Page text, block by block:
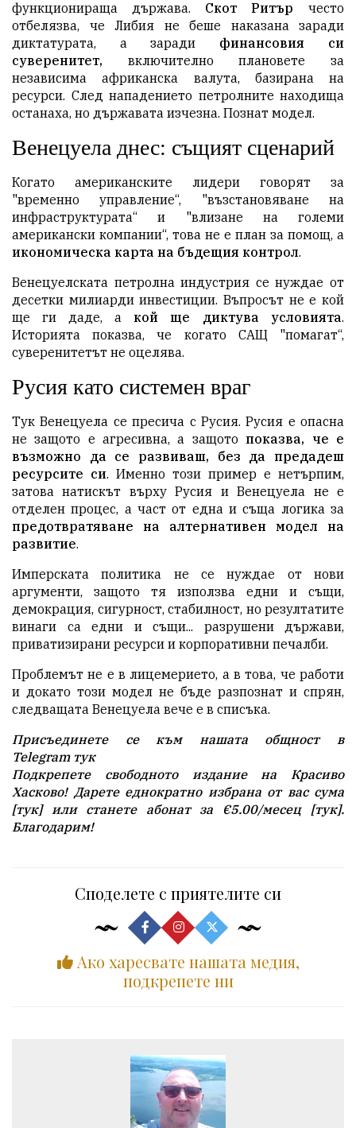
функционираща държава. Скот Ритър често
отбелязва, че Либия не беше наказана заради
диктатурата, а заради финансовия си
суверенитет, включително плановете за
независима африканска валута, базирана на
ресурси. След нападението петролните находища
останаха, но държавата изчезна. Познат модел.
Венецуела днес: същият сценарий
Когато американските лидери говорят за
"временно управление“, "възстановяване на
инфраструктурата“ и "влизане на големи
американски компании“, това не е план за помощ, а
икономическа карта на бъдещия контрол.
Венецуелската петролна индустрия се нуждае от
десетки милиарди инвестиции. Въпросът не е кой
ще ги даде, а кой ще диктува условията.
Историята показва, че когато САЩ "помагат“,
суверенитетът не оцелява.
Русия като системен враг
Тук Венецуела се пресича с Русия. Русия е опасна
не защото е агресивна, а защото показва, че е
възможно да се развиваш, без да предадеш
ресурсите си. Именно този пример е нетърпим,
затова натискът върху Русия и Венецуела не е
отделен процес, а част от една и съща логика за
предотвратяване на алтернативен модел на
развитие.
Имперската политика не се нуждае от нови
аргументи, защото тя използва едни и същи,
демокрация, сигурност, стабилност, но резултатите
винаги са едни и същи... разрушени държави,
приватизирани ресурси и корпоративни печалби.
Проблемът не е в лицемерието, а в това, че работи
и докато този модел не бъде разпознат и спрян,
следващата Венецуела вече е в списъка.
Присъединете се към нашата общност в
Telegram тук
Подкрепете свободното издание на Красиво
Хасково! Дарете еднократно избрана от вас сума
[тук] или станете абонат за €5.00/месец [тук].
Благодарим!
Споделете с приятелите си
Ако харесвате нашата медия,
подкрепете ни